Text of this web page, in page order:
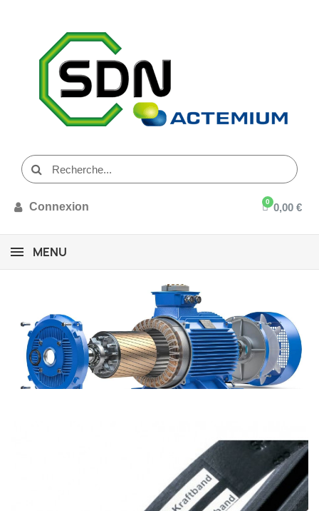
Connexion 0,00 €
MENU